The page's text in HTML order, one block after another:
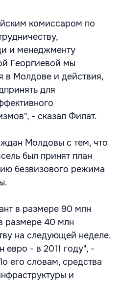
комиссаром по
и менеджменту
Георгиевой мы
в Молдове и действия,
для
- сказал Филат.
Молдовы с тем, что
был принят план
безвизового режима
в размере 90 млн
размере 40 млн
на следующей неделе.
евро - в 2011 году", -
его словам, средства
и